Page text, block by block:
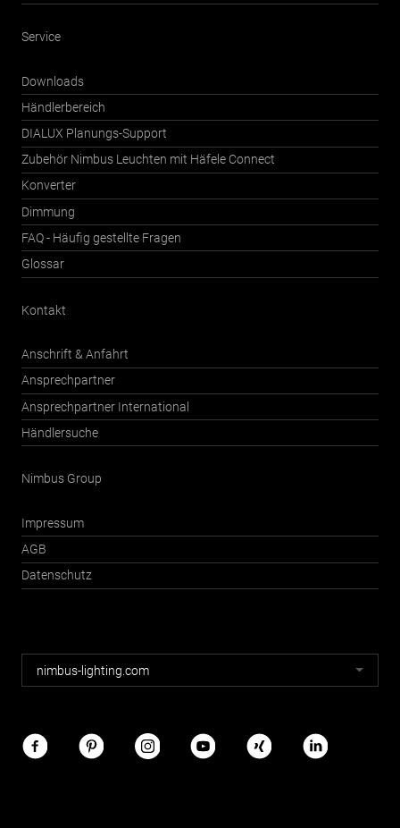
Service
Downloads
Händlerbereich
DIALUX Planungs-Support
Zubehör Nimbus Leuchten mit Häfele Connect
Konverter
Dimmung
FAQ - Häufig gestellte Fragen
Glossar
Kontakt
Anschrift & Anfahrt
Ansprechpartner
Ansprechpartner International
Händlersuche
Nimbus Group
Impressum
AGB
Datenschutz
Nimbus
Webseiten
nimbus-lighting.com
Nimbus
im